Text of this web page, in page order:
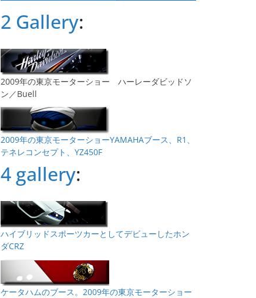
2 Gallery:
2009年の東京モーターショー ハーレーダビッドソ
ン／Buell
2009年の東京モーターショーYAMAHAブース、R1、
テネレコンセプト、YZ450F
4 gallery:
ハイブリッドスポーツカーとしてデビューしたホン
ダCRZ
ケータハムのブース。2009年の東京モーターショー